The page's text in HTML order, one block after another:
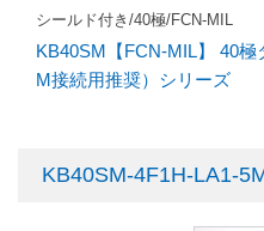
シールド付き/40極/FCN-MIL
KB40SM【FCN-MIL】 40
M接続用推奨）シリーズ
KB40SM-4F1H-LA1-